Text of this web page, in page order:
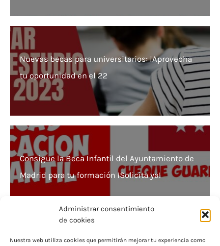
Administrar consentimiento
de cookies
Nuestra web utiliza cookies que permitirán mejorar tu experiencia como
Nuevas becas para universitarios: ¡Aprovecha
tu oportunidad en el 22
Consigue la Beca Infantil del Ayuntamiento de
Madrid para tu formación ¡Solicita ya!